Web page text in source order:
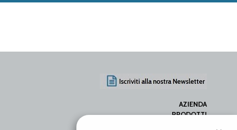
AZIENDA
PRODOTTI